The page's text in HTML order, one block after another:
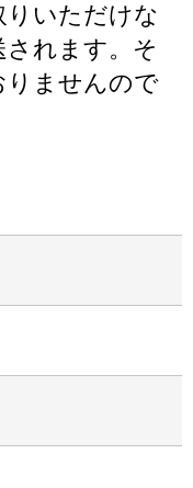
いただけな
れます。そ
りませんので